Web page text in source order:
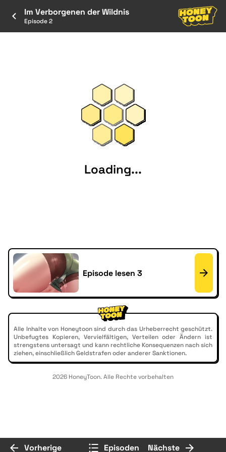
Im Verborgenen der Wildnis
Episode 2
Loading...
Episode lesen 3
Alle Inhalte von Honeytoon sind durch das Urheberrecht geschützt.
Unbefugtes Kopieren, Vervielfältigen, Verteilen oder Ändern ist
strengstens untersagt und kann rechtliche Konsequenzen nach sich
ziehen, einschließlich Geldstrafen oder anderer Sanktionen.
2026 HoneyToon. Alle Rechte vorbehalten
Vorherige Episoden Nächste